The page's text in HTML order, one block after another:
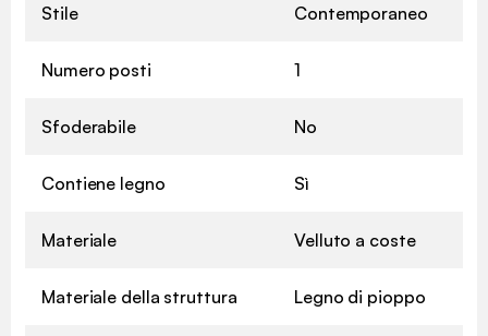
Stile Contemporaneo
Numero posti 1
Sfoderabile No
Contiene legno Sì
Materiale Velluto a coste
Materiale della struttura Legno di pioppo